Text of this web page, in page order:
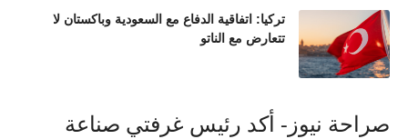
تركيا: اتفاقية الدفاع مع السعودية وباكستان لا
تتعارض مع الناتو
صراحة نيوز- أكد رئيس غرفتي صناعة